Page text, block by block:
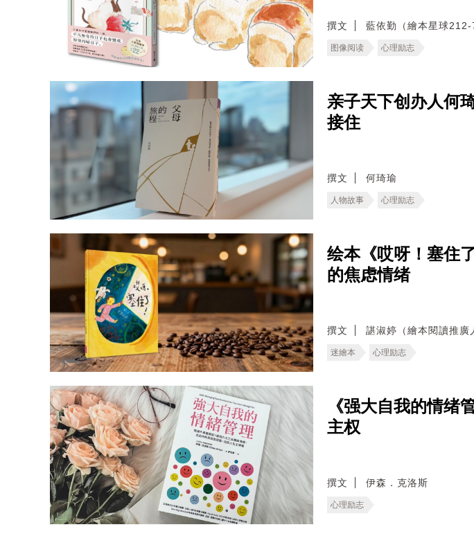
撰文 藍依勤（繪本星球212-
图像阅读 心理励志
亲子天下创办人何
接住
撰文 何琦瑜
人物故事 心理励志
绘本《哎呀！塞住
的焦虑情绪
撰文 諶淑婷（繪本閱讀推廣
迷繪本 心理励志
《强大自我的情绪
主权
撰文 伊森．克洛斯
心理励志